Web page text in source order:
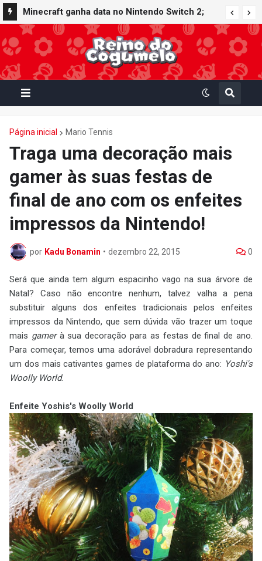
Minecraft ganha data no Nintendo Switch 2;
Super Mario Mash-Up receberá atualização
gráfica exclusiva
Página inicial Mario Tennis
Traga uma decoração mais
gamer às suas festas de
final de ano com os enfeites
impressos da Nintendo!
por Kadu Bonamin • dezembro 22, 2015 0
Será que ainda tem algum espacinho vago na sua árvore de
Natal? Caso não encontre nenhum, talvez valha a pena
substituir alguns dos enfeites tradicionais pelos enfeites
impressos da Nintendo, que sem dúvida vão trazer um toque
mais gamerà sua decoração para as festas de final de ano.
Para começar, temos uma adorável dobradura representando
um dos mais cativantes games de plataforma do ano: Yoshi's
Woolly World.
Enfeite Yoshis's Woolly World